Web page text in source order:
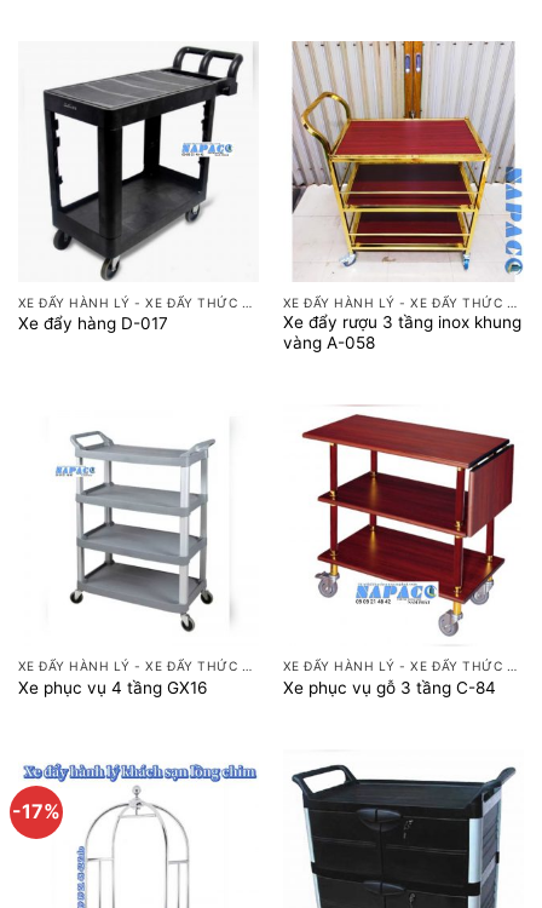
XE ĐẨY HÀNH LÝ - XE ĐẨY THỨC ĂN
Xe đẩy hàng D-017
XE ĐẨY HÀNH LÝ - XE ĐẨY THỨC ĂN
Xe đẩy rượu 3 tầng inox khung
vàng A-058
XE ĐẨY HÀNH LÝ - XE ĐẨY THỨC ĂN
Xe phục vụ 4 tầng GX16
XE ĐẨY HÀNH LÝ - XE ĐẨY THỨC ĂN
Xe phục vụ gỗ 3 tầng C-84
-17%